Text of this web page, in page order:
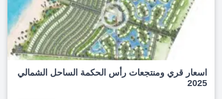
اسعار قري ومنتجعات رأس الحكمة الساحل الشمالي
2025